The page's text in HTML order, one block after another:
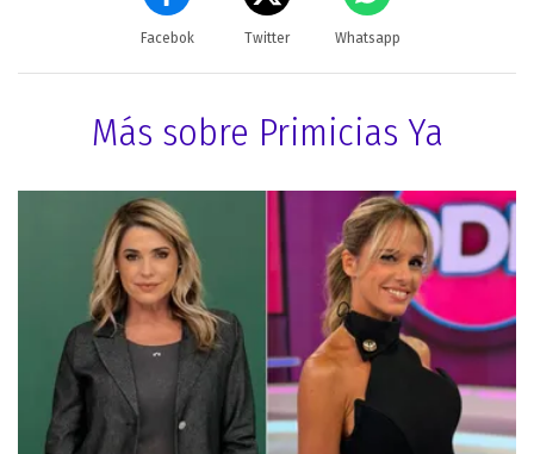
Facebok Twitter Whatsapp
Más sobre Primicias Ya